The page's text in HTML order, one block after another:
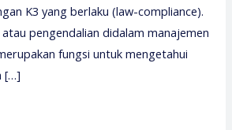
K3 yang berlaku (law-compliance).
pengendalian didalam manajemen
fungsi untuk mengetahui
[…]